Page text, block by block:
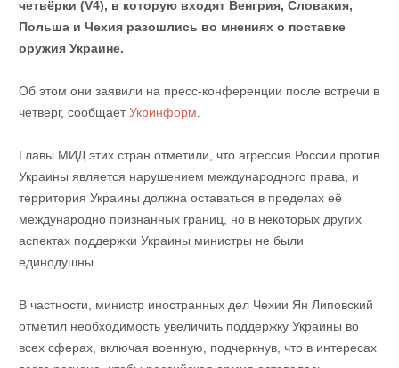
четвёрки (V4), в которую входят Венгрия, Словакия,
Польша и Чехия разошлись во мнениях о поставке
оружия Украине.
Об этом они заявили на пресс-конференции после встречи в
четверг, сообщаетУкринформ
Главы МИД этих стран отметили, что агрессия России против
Украины является нарушением международного права, и
территория Украины должна оставаться в пределах её
международно признанных границ, но в некоторых других
аспектах поддержки Украины министры не были
единодушны.
В частности, министр иностранных дел Чехии Ян Липовский
отметил необходимость увеличить поддержку Украины во
всех сферах, включая военную, подчеркнув, что в интересах